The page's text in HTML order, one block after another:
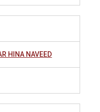
HINA NAVEED